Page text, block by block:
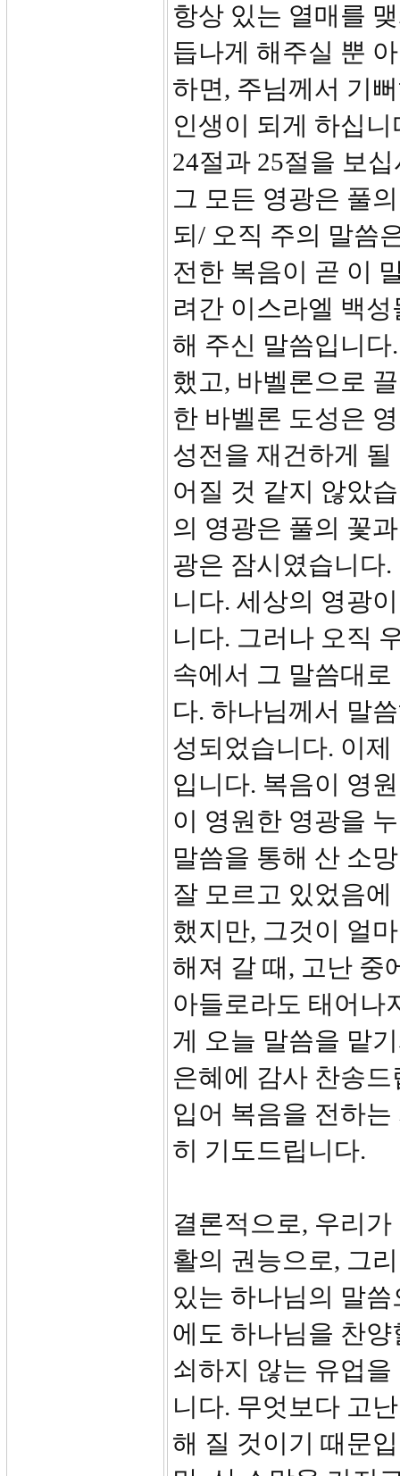
항상 있는 열매를
듭나게 해주실 뿐
하면, 주님께서 기
인생이 되게 하십니
24절과 25절을 보
그 모든 영광은 풀
되/ 오직 주의 말씀
전한 복음이 곧 이
려간 이스라엘 백
해 주신 말씀입니
했고, 바벨론으로
한 바벨론 도성은
성전을 재건하게
어질 것 같지 않았
의 영광은 풀의 꽃
광은 잠시였습니다
니다. 세상의 영광
니다. 그러나 오직
속에서 그 말씀대
다. 하나님께서 말
성되었습니다. 이
입니다. 복음이 영
이 영원한 영광을
말씀을 통해 산 소
잘 모르고 있었음
했지만, 그것이 얼
해져 갈 때, 고난 중
아들로라도 태어나
게 오늘 말씀을 맡
은혜에 감사 찬송
입어 복음을 전하
히 기도드립니다.
결론적으로, 우리
활의 권능으로, 그
있는 하나님의 말
에도 하나님을 찬
쇠하지 않는 유업
니다. 무엇보다 고
해 질 것이기 때문